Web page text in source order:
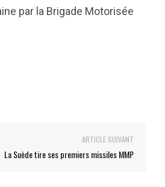
par la Brigade Motorisée
ARTICLE SUIVANT
La Suède tire ses premiers missiles MMP